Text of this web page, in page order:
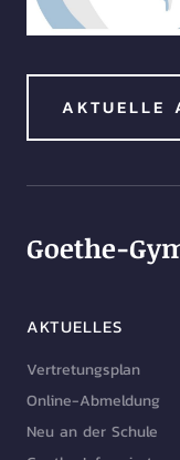
AKTUELLE
Goethe-
AKTUELLES
Vertretungsplan
Online-Abmeldung
Neu an der Schule